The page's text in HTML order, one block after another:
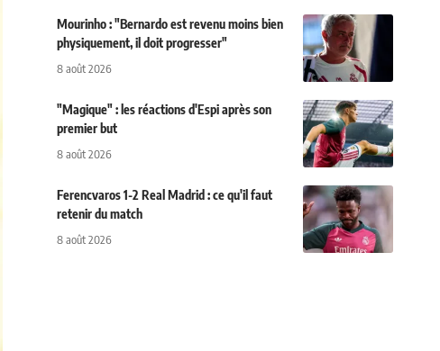
Mourinho : "Bernardo est revenu moins bien
physiquement, il doit progresser"
8 août 2026
"Magique" : les réactions d'Espi après son
premier but
8 août 2026
Ferencvaros 1-2 Real Madrid : ce qu'il faut
retenir du match
8 août 2026